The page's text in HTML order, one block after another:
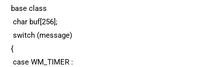
base class
char buf[256];
switch (message)
{
case WM_TIMER :